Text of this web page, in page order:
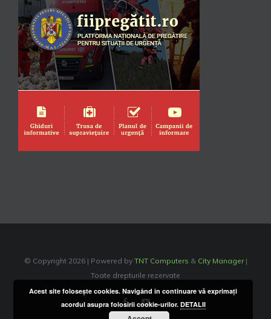
© Copyright 2026 | Powered by TNT Computers & City Manager|
Toate drepturile rezervate
FacebookYouTube
Acest site foloseşte cookies. Navigând în continuare vă exprimaţi
acordul asupra folosirii cookie-urilor. DETALII